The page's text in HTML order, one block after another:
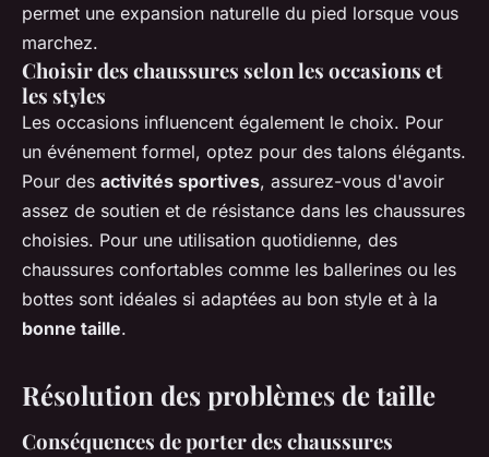
permet une expansion naturelle du pied lorsque vous
marchez.
Choisir des chaussures selon les occasions et
les styles
Les occasions influencent également le choix. Pour
un événement formel, optez pour des talons élégants.
Pour des activités sportives, assurez-vous d'avoir
assez de soutien et de résistance dans les chaussures
choisies. Pour une utilisation quotidienne, des
chaussures confortables comme les ballerines ou les
bottes sont idéales si adaptées au bon style et à la
bonne taille.
Résolution des problèmes de taille
Conséquences de porter des chaussures